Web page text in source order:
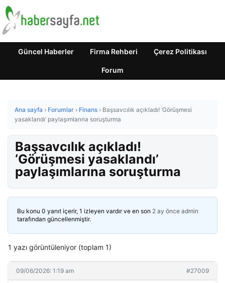
Güncel Haberler Firma Rehberi Çerez Politikası
Forum
Ana sayfa › Forumlar › Finans › Başsavcılık açıkladı! ‘Görüşmesi
yasaklandı’ paylaşımlarına soruşturma
Başsavcılık açıkladı!
‘Görüşmesi yasaklandı’
paylaşımlarına soruşturma
Bu konu 0 yanıt içerir, 1 izleyen vardır ve en son 2 ay önce admin
tarafından güncellenmiştir.
1 yazı görüntüleniyor (toplam 1)
09/06/2026: 1:19 am #27009